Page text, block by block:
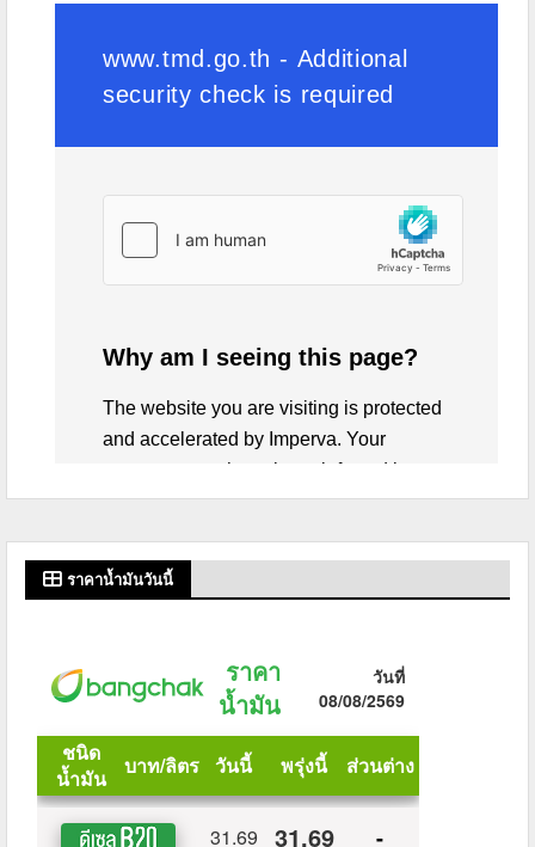
ราคาน้ำมันวันนี้